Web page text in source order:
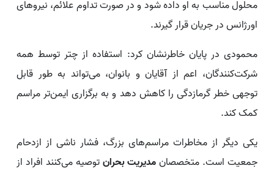
محلول مناسب به او داده شود و در صورت تداوم علائم، نیروهای
اورژانس در جریان قرار گیرند.
محمودی در پایان خاطرنشان کرد: استفاده از چتر توسط همه
شرکت‌کنندگان، اعم از آقایان و بانوان، می‌تواند به‌ طور قابل
توجهی خطر گرمازدگی را کاهش دهد و به برگزاری ایمن‌تر مراسم
کمک کند.
یکی دیگر از مخاطرات مراسم‌های بزرگ، فشار ناشی از ازدحام
جمعیت است. متخصصانمدیریت بحرانتوصیه می‌کنند افراد از